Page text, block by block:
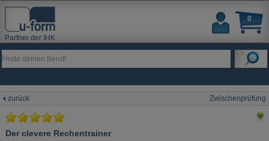
Partner der IHK
0
zurück Zwischenprüfung
Der clevere Rechentrainer